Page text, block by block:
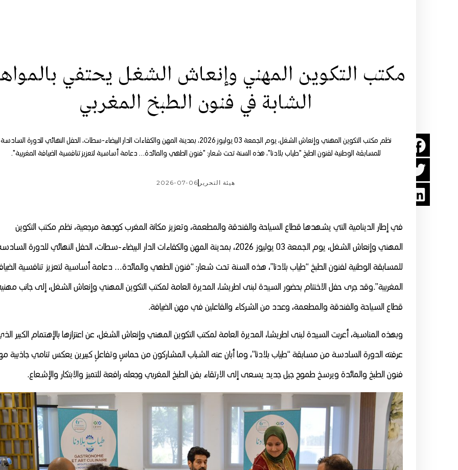
مكتب التكوين المهني وإنعاش الشغل يحتفي
الشابة في فنون الطبخ المغربي
نظم مكتب التكوين المهني وإنعاش الشغل، يوم الجمعة 03 يوليوز 2026، بمدينة المهن والكفاءات الدار البيضاء-سطات، الحفل النهائي للدورة السادسة
للمسابقة الوطنية لفنون الطبخ "طياب بلادنا"، هذه السنة تحت شعار: "فنون الطهي والمائدة… دعامة أساسية لتعزيز تنافسية الضيافة المغربية".
هيئة التحرير 2026-07-06
في إطار الدينامية التي يشهدها قطاع السياحة والفندقة والمطعمة، وتعزيز مكانة المغرب كوجهة مرجعية، نظم مكتب التكوين
المهني وإنعاش الشغل، يوم الجمعة 03 يوليوز 2026، بمدينة المهن والكفاءات الدار البيضاء-سطات، الحفل النهائي للدورة
للمسابقة الوطنية لفنون الطبخ “طياب بلادنا”، هذه السنة تحت شعار: “فنون الطهي والمائدة… دعامة أساسية لتعزيز تنافسية
المغربية”.وقد جرى حفل الاختتام بحضور السيدة لبنى اطريشا، المديرة العامة لمكتب التكوين المهني وإنعاش الشغل، إلى جانب
قطاع السياحة والفندقة والمطعمة، وعدد من الشركاء والفاعلين في مهن الضيافة.
وبهذه المناسبة، أعربت السيدة لبنى اطريشا، المديرة العامة لمكتب التكوين المهني وإنعاش الشغل، عن اعتزازها بالإهتمام الكبير
عرفته الدورة السادسة من مسابقة “طياب بلادنا”، وما أبان عنه الشباب المشاركون من حماسٍ وتفاعلٍ كبيرين يعكس تنامي جاذبية
فنون الطبخ والمائدة ويرسخ طموح جيل جديد يسعى إلى الارتقاء بفن الطبخ المغربي وجعله رافعة للتميز والابتكار والإشعاع.